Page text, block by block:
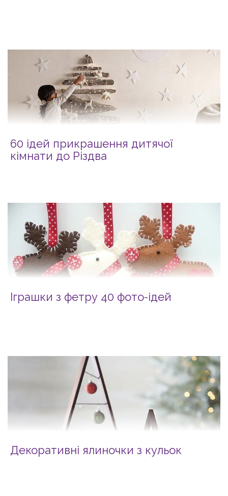
60 ідей прикрашення дитячої
кімнати до Різдва
Іграшки з фетру 40 фото-ідей
Декоративні ялиночки з кульок